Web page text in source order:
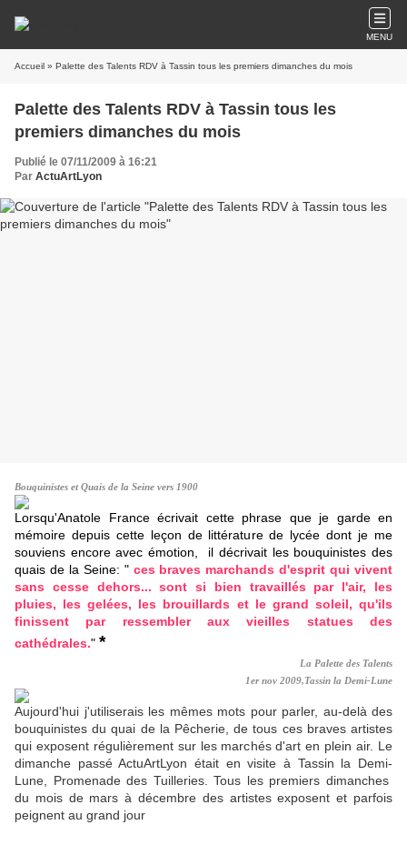
MENU
Accueil » Palette des Talents RDV à Tassin tous les premiers dimanches du mois
Palette des Talents RDV à Tassin tous les
premiers dimanches du mois
Publié le 07/11/2009 à 16:21
Par ActuArtLyon
Bouquinistes et Quais de la Seine vers 1900
Lorsqu'Anatole France écrivait cette phrase que je garde en
mémoire depuis cette leçon de littérature de lycée dont je me
souviens encore avec émotion, il décrivait les bouquinistes des
quais de la Seine: " ces braves marchands d'esprit qui vivent
sans cesse dehors... sont si bien travaillés par l'air, les
pluies, les gelées, les brouillards et le grand soleil, qu'ils
finissent par ressembler aux vieilles statues des
cathédrales." *
La Palette des Talents
1er nov 2009,Tassin la Demi-Lune
Aujourd'hui j'utiliserais les mêmes mots pour parler, au-delà des
bouquinistes du quai de la Pêcherie, de tous ces braves artistes
qui exposent régulièrement sur les marchés d'art en plein air. Le
dimanche passé ActuArtLyon était en visite à Tassin la Demi-
Lune, Promenade des Tuilleries. Tous les premiers dimanches
du mois de mars à décembre des artistes exposent et parfois
peignent au grand jour